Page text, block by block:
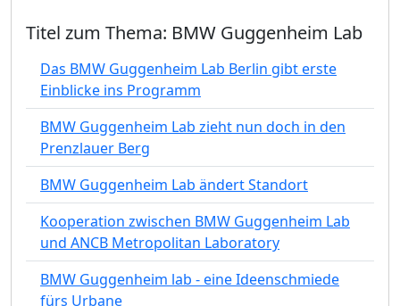
Titel zum Thema: BMW Guggenheim Lab
Das BMW Guggenheim Lab Berlin gibt erste
Einblicke ins Programm
BMW Guggenheim Lab zieht nun doch in den
Prenzlauer Berg
BMW Guggenheim Lab ändert Standort
Kooperation zwischen BMW Guggenheim Lab
und ANCB Metropolitan Laboratory
BMW Guggenheim lab - eine Ideenschmiede
fürs Urbane